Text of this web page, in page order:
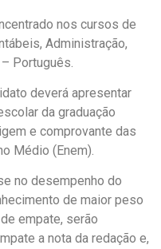
nos cursos de
Administração,
Português.
deverá apresentar
da graduação
e comprovante das
Médio (Enem).
no desempenho do
de maior peso
empate, serão
a nota da redação e,